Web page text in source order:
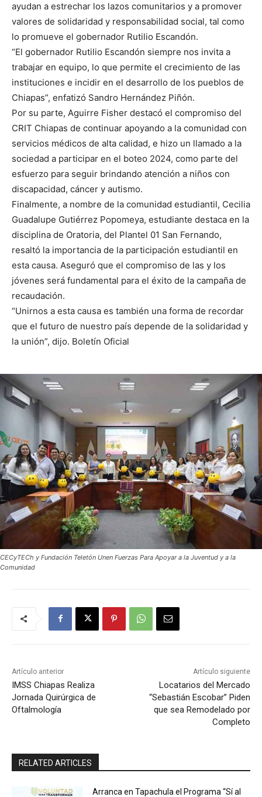
ayudan a estrechar los lazos comunitarios y a promover
valores de solidaridad y responsabilidad social, tal como
lo promueve el gobernador Rutilio Escandón.
“El gobernador Rutilio Escandón siempre nos invita a
trabajar en equipo, lo que permite el crecimiento de las
instituciones e incidir en el desarrollo de los pueblos de
Chiapas”, enfatizó Sandro Hernández Piñón.
Por su parte, Aguirre Fisher destacó el compromiso del
CRIT Chiapas de continuar apoyando a la comunidad con
servicios médicos de alta calidad, e hizo un llamado a la
sociedad a participar en el boteo 2024, como parte del
esfuerzo para seguir brindando atención a niños con
discapacidad, cáncer y autismo.
Finalmente, a nombre de la comunidad estudiantil, Cecilia
Guadalupe Gutiérrez Popomeya, estudiante destaca en la
disciplina de Oratoria, del Plantel 01 San Fernando,
resaltó la importancia de la participación estudiantil en
esta causa. Aseguró que el compromiso de las y los
jóvenes será fundamental para el éxito de la campaña de
recaudación.
“Unirnos a esta causa es también una forma de recordar
que el futuro de nuestro país depende de la solidaridad y
la unión”, dijo. Boletín Oficial
CECyTECh y Fundación Teletón Unen Fuerzas Para Apoyar a la Juventud y a la
Comunidad
Artículo anterior
IMSS Chiapas Realiza
Jornada Quirúrgica de
Oftalmología
Artículo siguiente
Locatarios del Mercado
“Sebastián Escobar” Piden
que sea Remodelado por
Completo
RELATED ARTICLES
Arranca en Tapachula el Programa “Sí al